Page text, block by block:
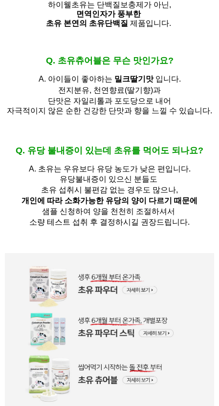
하이웰초유는 단백질보충제가 아닌,
면역인자가 풍부한
초유 본연의 초유단백질 제품입니다.
Q. 초유츄어블은 무슨 맛인가요?
A. 아이들이 좋아하는 밀크딸기맛입니다.
전지분유, 천연향료(딸기향)과
단맛은 자일리톨과 포도당으로 내어
자극적이지 않은 순한 건강한 단맛과 향을 느낄 수 있습니다.
Q. 유당 불내증이 있는데 초유를 먹어도 되나요?
A. 초유는 우유보다 유당 농도가 낮은 편입니다.
유당불내증이 있으신 분들도
초유 섭취시 불편감 없는 경우도 많으나,
개인에 따라 소화가능한 유당의 양이 다르기 때문에
샘플 신청하여 양을 천천히 조절하셔서
소량 테스트 섭취 후 결정하시길 권장드립니다.